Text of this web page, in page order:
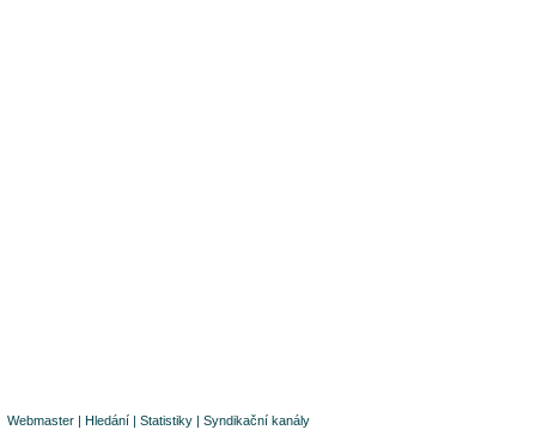
Webmaster | Hledání | Statistiky | Syndikační kanály